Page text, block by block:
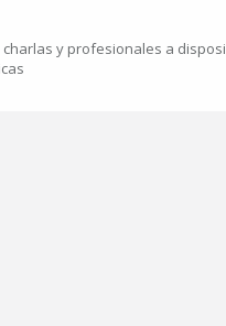
y profesionales a